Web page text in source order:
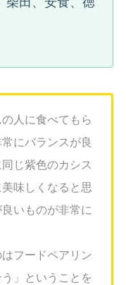
人に食べてもら
にバランスが良
じ紫色のカシス
味しくなると思
いものが非常に
フードペアリン
」ということを